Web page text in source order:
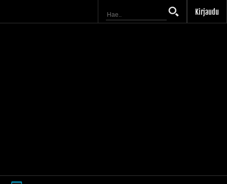
Kirjaudu